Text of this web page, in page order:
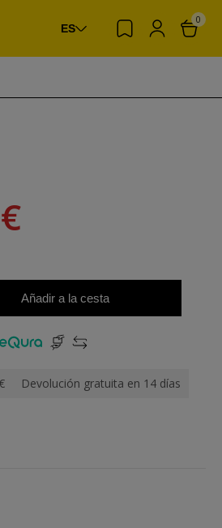
ES
0
Añadir a la cesta
Devolución gratuita en 14 días